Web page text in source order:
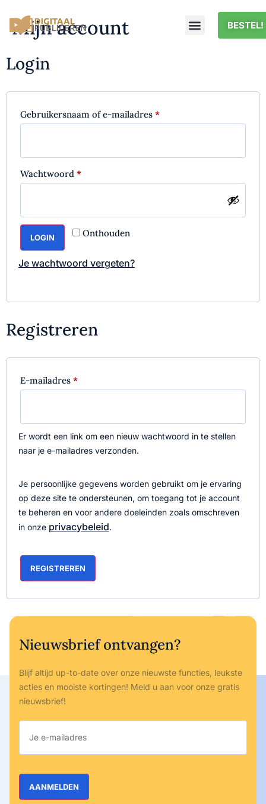
BESTEL!
Mijn account
Login
Gebruikersnaam of e-mailadres *
Wachtwoord *
Onthouden
LOGIN
Je wachtwoord vergeten?
Registreren
E-mailadres *
Er wordt een link om een nieuw wachtwoord in te stellen
naar je e-mailadres verzonden.
Je persoonlijke gegevens worden gebruikt om je ervaring
op deze site te ondersteunen, om toegang tot je account
te beheren en voor andere doeleinden zoals omschreven
in onze privacybeleid.
REGISTREREN
Nieuwsbrief ontvangen?
Blijf altijd up-to-date over onze nieuwste functies, leukste
acties en mooiste kortingen! Meld u aan voor onze gratis
nieuwsbrief!